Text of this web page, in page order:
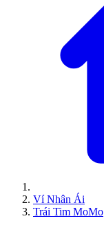
Ví Nhân Ái
Trái Tim MoMo